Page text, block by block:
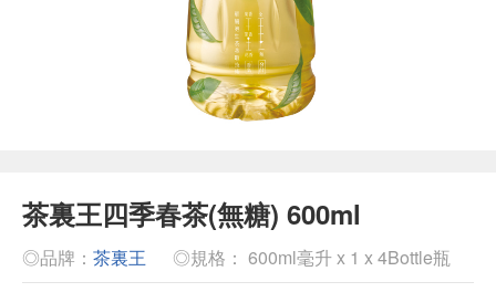
茶裏王四季春茶(無糖) 600ml
◎品牌： 茶裏王 ◎規格： 600ml毫升 x 1 x 4Bottle瓶